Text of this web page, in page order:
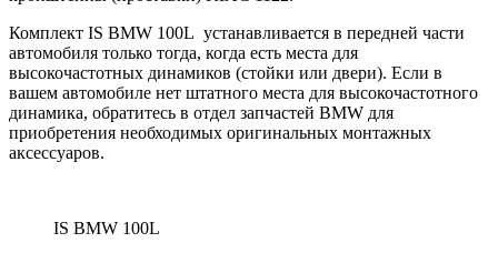
Комплект IS BMW 100L устанавливается в передней части
автомобиля только тогда, когда есть места для
высокочастотных динамиков (стойки или двери). Если в
вашем автомобиле нет штатного места для высокочастотного
динамика, обратитесь в отдел запчастей BMW для
приобретения необходимых оригинальных монтажных
аксессуаров.
IS BMW 100L